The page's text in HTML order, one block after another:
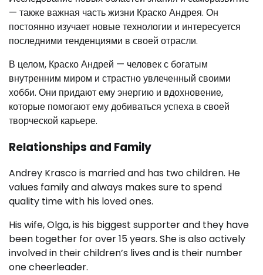
— также важная часть жизни Краско Андрея. Он
постоянно изучает новые технологии и интересуется
последними тенденциями в своей отрасли.
В целом, Краско Андрей — человек с богатым
внутренним миром и страстно увлеченный своими
хобби. Они придают ему энергию и вдохновение,
которые помогают ему добиваться успеха в своей
творческой карьере.
Relationships and Family
Andrey Krasco is married and has two children. He
values family and always makes sure to spend
quality time with his loved ones.
His wife, Olga, is his biggest supporter and they have
been together for over 15 years. She is also actively
involved in their children’s lives and is their number
one cheerleader.